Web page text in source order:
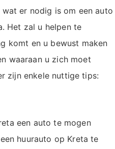
er nodig is om een auto
Het zal u helpen te
komt en u bewust maken
waaraan u zich moet
zijn enkele nuttige tips:
een auto te mogen
huurauto op Kreta te